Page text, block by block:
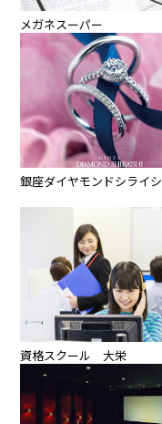
メガネスーパー
銀座ダイヤモンドシライシ
資格スクール 大栄